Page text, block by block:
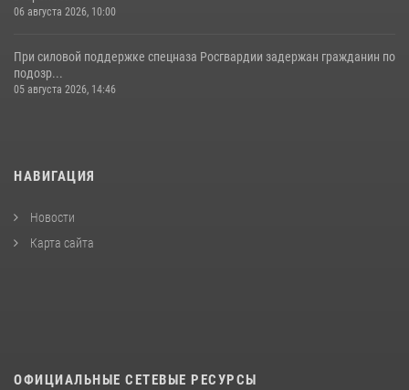
06 августа 2026, 10:00
При силовой поддержке спецназа Росгвардии задержан гражданин по
подозр...
05 августа 2026, 14:46
НАВИГАЦИЯ
Новости
Карта сайта
ОФИЦИАЛЬНЫЕ СЕТЕВЫЕ РЕСУРСЫ